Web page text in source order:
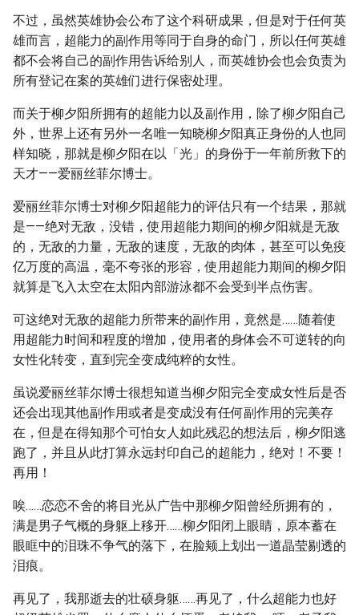
不过，虽然英雄协会公布了这个科研成果，但是对于任何英
雄而言，超能力的副作用等同于自身的命门，所以任何英雄
都不会将自己的副作用告诉给别人，而英雄协会也会负责为
所有登记在案的英雄们进行保密处理。
而关于柳夕阳所拥有的超能力以及副作用，除了柳夕阳自己
外，世界上还有另外一名唯一知晓柳夕阳真正身份的人也同
样知晓，那就是柳夕阳在以「光」的身份于一年前所救下的
天才——爱丽丝菲尔博士。
爱丽丝菲尔博士对柳夕阳超能力的评估只有一个结果，那就
是——绝对无敌，没错，使用超能力期间的柳夕阳就是无敌
的，无敌的力量，无敌的速度，无敌的肉体，甚至可以免疫
亿万度的高温，毫不夸张的形容，使用超能力期间的柳夕阳
就算是飞入太空在太阳内部游泳都不会受到半点伤害。
可这绝对无敌的超能力所带来的副作用，竟然是……随着使
用超能力时间和程度的增加，使用者的身体会不可逆转的向
女性化转变，直到完全变成纯粹的女性。
虽说爱丽丝菲尔博士很想知道当柳夕阳完全变成女性后是否
还会出现其他副作用或者是变成没有任何副作用的完美存
在，但是在得知那个可怕女人如此残忍的想法后，柳夕阳逃
跑了，并且从此打算永远封印自己的超能力，绝对！不要！
再用！
唉……恋恋不舍的将目光从广告中那柳夕阳曾经所拥有的，
满是男子气概的身躯上移开……柳夕阳闭上眼睛，原本蓄在
眼眶中的泪珠不争气的落下，在脸颊上划出一道晶莹剔透的
泪痕。
再见了，我那逝去的壮硕身躯……再见了，什么超能力也好